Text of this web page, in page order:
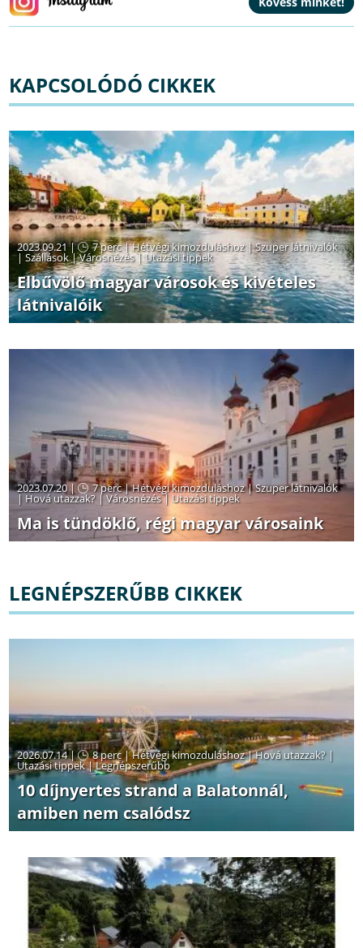
KAPCSOLÓDÓ CIKKEK
2023.09.21 | 7 perc|Hétvégi kimozduláshoz|Szuper látnivalók
|Szállások|Városnézés|Utazási tippek
Elbűvölő magyar városok és kivételes
látnivalóik
2023.07.20 | 7 perc|Hétvégi kimozduláshoz|Szuper látnivalók
|Hová utazzak? |Városnézés|Utazási tippek
Ma is tündöklő, régi magyar városaink
LEGNÉPSZERŰBB CIKKEK
2026.07.14 | 8 perc|Hétvégi kimozduláshoz|Hová utazzak? |
Utazási tippek|Legnépszerűbb
10 díjnyertes strand a Balatonnál,
amiben nem csalódsz